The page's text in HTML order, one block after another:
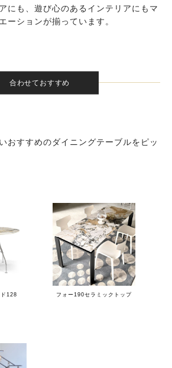
にも、遊び心のあるインテリアにもマ
ーションが揃っています。
合わせておすすめ
おすすめのダイニングテーブルをピッ
128 フォー190セラミックトップ